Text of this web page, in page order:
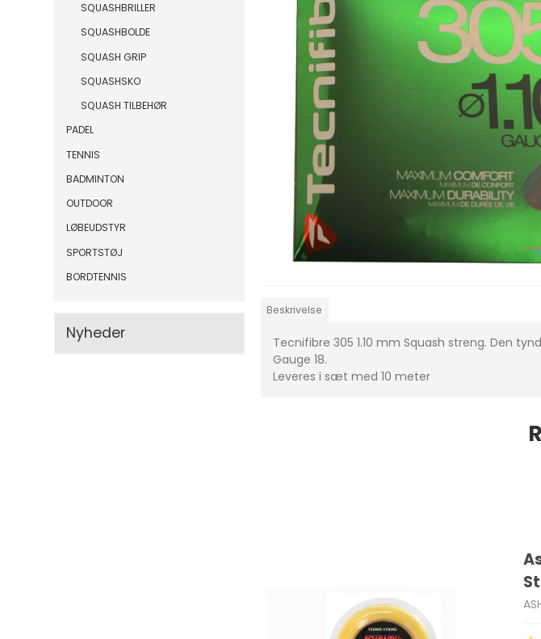
SQUASHBRILLER
SQUASHBOLDE
SQUASH GRIP
SQUASHSKO
SQUASH TILBEHØR
PADEL
TENNIS
BADMINTON
OUTDOOR
LØBEUDSTYR
SPORTSTØJ
BORDTENNIS
Nyheder
Beskrivelse
Tecnifibre 305 1.10 mm Squash streng. Den
Gauge 18.
Leveres i sæt med 10 meter